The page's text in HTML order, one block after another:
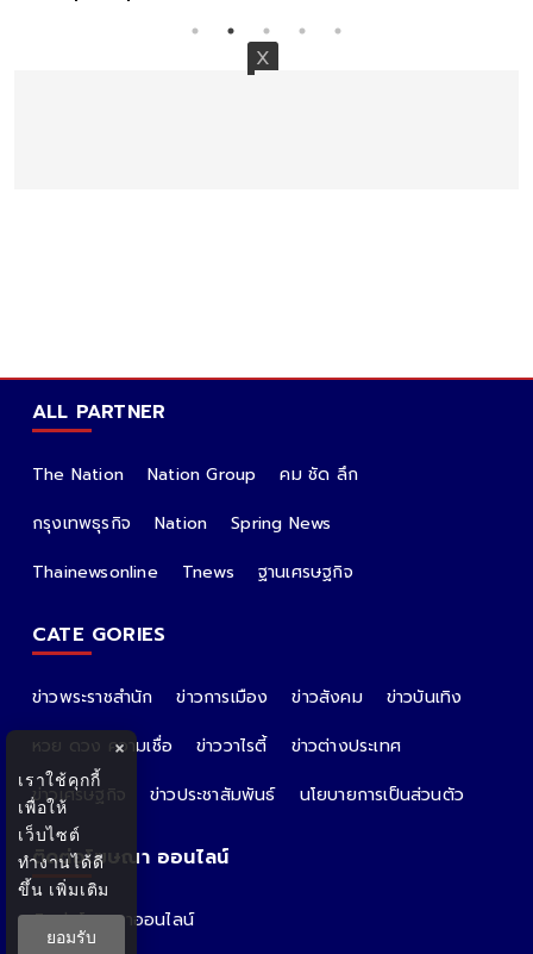
ALL PARTNER
The Nation Nation Group
คม ชัด ลึก
กรุงเทพธุรกิจ
Nation
Spring News
Thainewsonline
Tnews ฐานเศรษฐกิจ
CATE GORIES
ข่าวพระราชสำนัก ข่าวการเมือง ข่าวสังคม
ข่าวบันเทิง
หวย ดวง ความเชื่อ
ข่าววาไรตี้
ข่าวต่างประเทศ
ข่าวเศรษฐกิจ
ข่าวประชาสัมพันธ์ นโยบายการเป็นส่วนตัว
ติดต่อโฆษณา ออนไลน์
ติดต่อโฆษณาออนไลน์
คุณอ้อ
×
เราใช้คุกกี้
เพื่อให้
เว็บไซต์
ทำงานได้ดี
ขึ้น เพิ่มเติม
ยอมรับ